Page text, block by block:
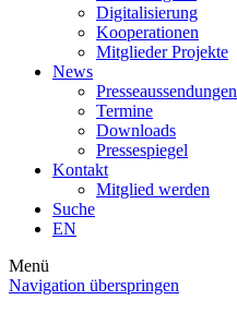
Digitalisierung
Kooperationen
Mitglieder Projekte
News
Presseaussendungen
Termine
Downloads
Pressespiegel
Kontakt
Mitglied werden
Suche
EN
Menü
Navigation überspringen